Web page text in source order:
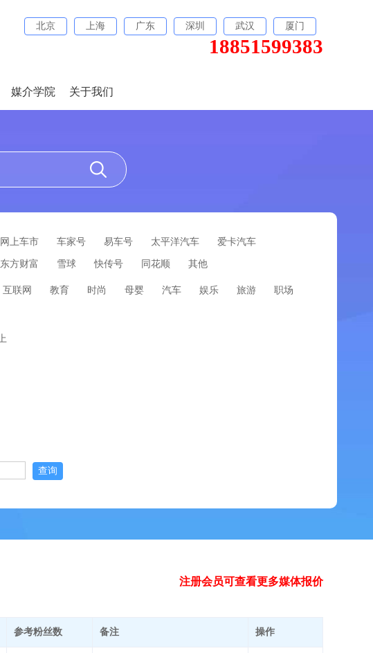
北京 上海 广东 深圳 武汉 厦门
18851599383
媒介学院 关于我们
网上车市 车家号 易车号 太平洋汽车
爱卡汽车
东方财富 雪球 快传号 同花顺 其他
互联网 教育 时尚 母婴 汽车 娱乐 旅游
职场
查询
注册会员可查看更多媒体报价
参考粉丝数 备注 操作